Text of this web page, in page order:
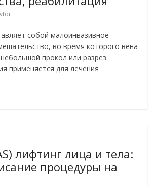
собой малоинвазивное
во время которого вена
прокол или разрез.
применяется для лечения
лифтинг лица и тела:
процедуры на